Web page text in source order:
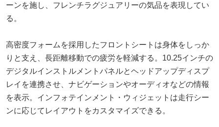
ーンを施し、フレンチラグジュアリーの気品を表現してい
る。
高密度フォームを採用したフロントシートは身体をしっか
りと支え、長距離移動での疲労を軽減する。10.25インチの
デジタルインストルメントパネルとヘッドアップディスプ
レイを連携させ、ナビゲーションやオーディオなどの情報
を表示。インフォテインメント・ウィジェットは走行シー
ンに応じてレイアウトをカスタマイズできる。